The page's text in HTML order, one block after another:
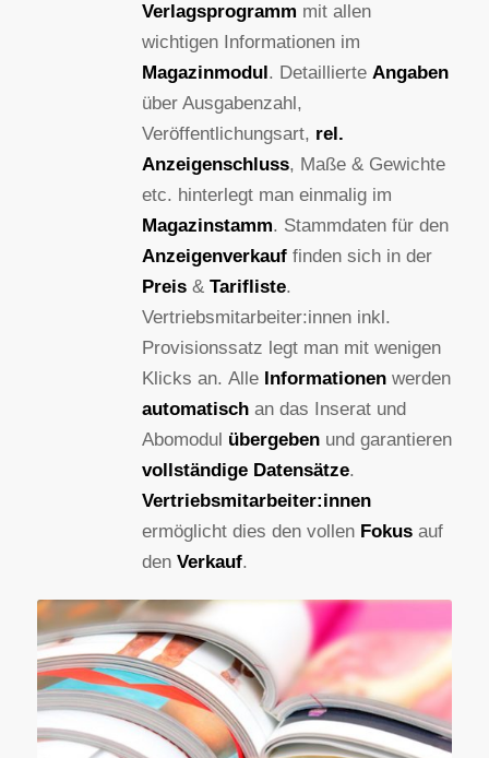
Verlagsprogramm mit allen
wichtigen Informationen im
Magazinmodul. Detaillierte Angaben
über Ausgabenzahl,
Veröffentlichungsart, rel.
Anzeigenschluss, Maße & Gewichte
etc. hinterlegt man einmalig im
Magazinstamm. Stammdaten für den
Anzeigenverkauffinden sich in der
Preis& Tarifliste.
Vertriebsmitarbeiter:innen inkl.
Provisionssatz legt man mit wenigen
Klicks an. Alle Informationenwerden
automatischan das Inserat und
Abomodul übergebenund garantieren
vollständige Datensätze.
Vertriebsmitarbeiter:innen
ermöglicht dies den vollen Fokusauf
den Verkauf.